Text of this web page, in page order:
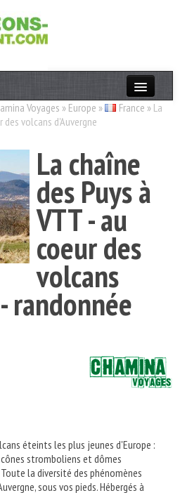
OK
Voyages » Europe » France » La
des volcans d'Auvergne
La chaîne
des Puys à
VTT - au
coeur des
volcans
randonnée
éteints les plus jeunes d'Europe :
stromboliens et dômes
la diversité des phénomènes
sous vos pieds. Hébergés à